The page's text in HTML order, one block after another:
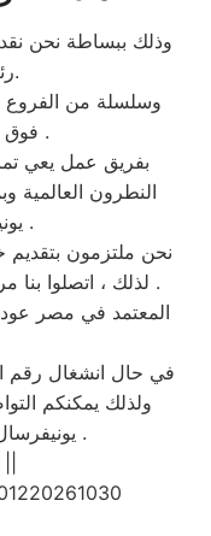
وذلك ببساطة نحن
رئيسي بوادي النطرون.
وسلسلة من الفروع
فوق اوتوماتيك وتحميل امامي .
بفريق عمل يعي
النطرون العالمية
يونيفرسال دائما بالمقدمة .
نحن ملتزمون بتقديم
. لذلك ، اتصلوا بنا
المعتمد في مصر
في حال انشغال رقم
ولذلك يمكنكم
يونيفرسال للثلاجات فى وادي النطرون .